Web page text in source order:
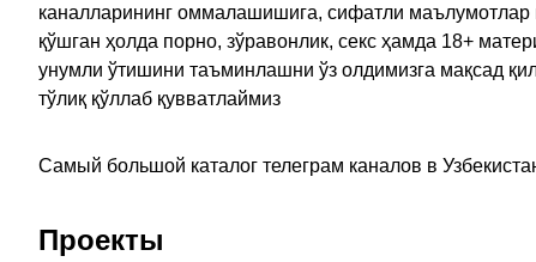
каналларининг оммалашишига, сифатли маълумотлар
қўшган ҳолда порно, зўравонлик, секс ҳамда 18+
унумли ўтишини таъминлашни ўз олдимизга мақсад
тўлиқ қўллаб қувватлаймиз
Самый большой каталог телеграм каналов в
Проекты